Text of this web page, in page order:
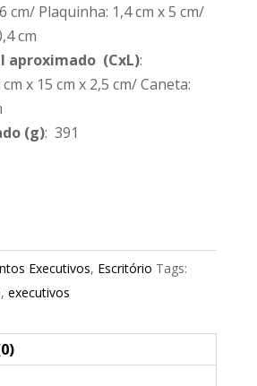
cm/ Plaquinha: 1,4 cm x 5 cm/
cm
aproximado (CxL):
x 15 cm x 2,5 cm/ Caneta:
(g): 391
Executivos, Escritório Tags:
, executivos